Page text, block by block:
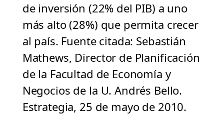
de inversión (22% del PIB) a uno
más alto (28%) que permita crecer
al país. Fuente citada: Sebastián
Mathews, Director de Planificación
de la Facultad de Economía y
Negocios de la U. Andrés Bello.
Estrategia, 25 de mayo de 2010.